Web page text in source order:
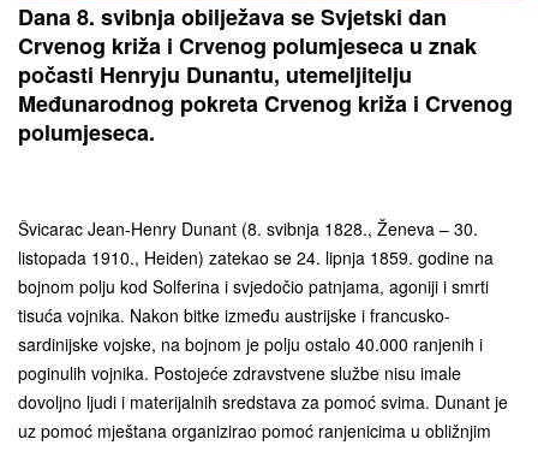
Dana 8. svibnja obilježava se Svjetski dan
Crvenog križa i Crvenog polumjeseca u znak
počasti Henryju Dunantu, utemeljitelju
Međunarodnog pokreta Crvenog križa i Crvenog
polumjeseca.
Švicarac Jean-Henry Dunant (8. svibnja 1828., Ženeva – 30.
listopada 1910., Heiden) zatekao se 24. lipnja 1859. godine na
bojnom polju kod Solferina i svjedočio patnjama, agoniji i smrti
tisuća vojnika. Nakon bitke između austrijske i francusko-
sardinijske vojske, na bojnom je polju ostalo 40.000 ranjenih i
poginulih vojnika. Postojeće zdravstvene službe nisu imale
dovoljno ljudi i materijalnih sredstava za pomoć svima. Dunant je
uz pomoć mještana organizirao pomoć ranjenicima u obližnjim